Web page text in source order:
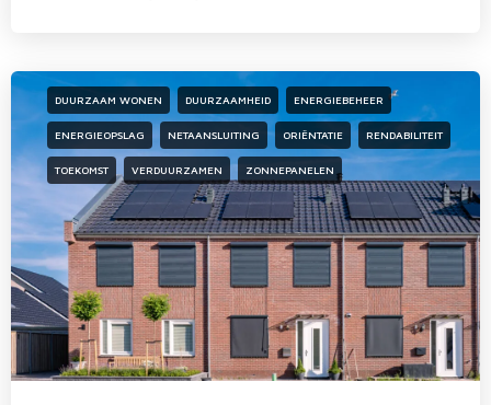
DUURZAAM WONEN DUURZAAMHEID ENERGIEBEHEER
ENERGIEOPSLAG NETAANSLUITING ORIËNTATIE RENDABILITEIT
TOEKOMST VERDUURZAMEN ZONNEPANELEN